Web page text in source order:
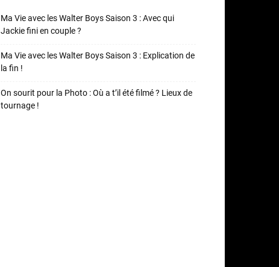
Ma Vie avec les Walter Boys Saison 3 : Avec qui
Jackie fini en couple ?
Ma Vie avec les Walter Boys Saison 3 : Explication de
la fin !
On sourit pour la Photo : Où a t’il été filmé ? Lieux de
tournage !